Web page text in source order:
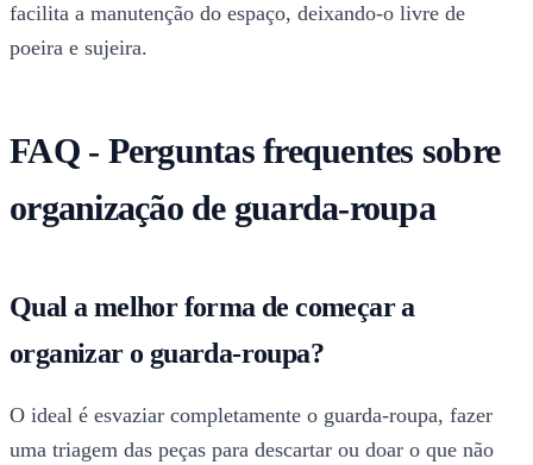
facilita a manutenção do espaço, deixando-o livre de
poeira e sujeira.
FAQ - Perguntas frequentes sobre
organização de guarda-roupa
Qual a melhor forma de começar a
organizar o guarda-roupa?
O ideal é esvaziar completamente o guarda-roupa, fazer
uma triagem das peças para descartar ou doar o que não